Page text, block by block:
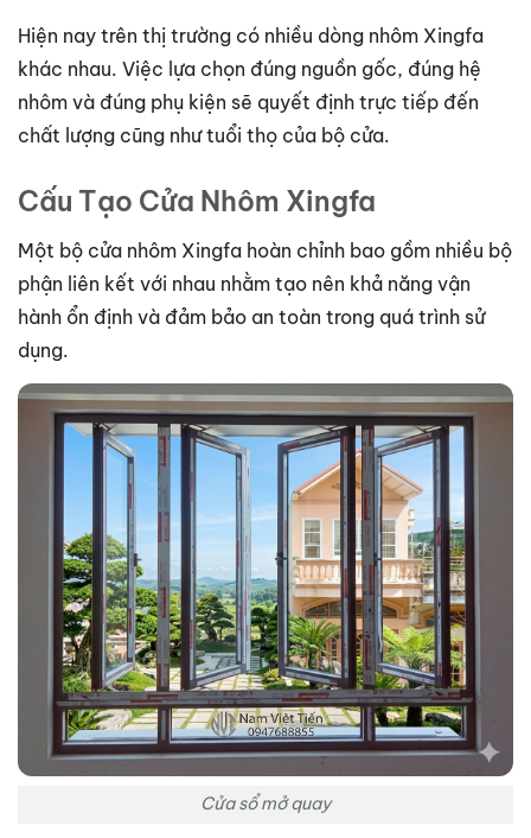
Hiện nay trên thị trường có nhiều dòng nhôm Xingfa
khác nhau. Việc lựa chọn đúng nguồn gốc, đúng hệ
nhôm và đúng phụ kiện sẽ quyết định trực tiếp đến
chất lượng cũng như tuổi thọ của bộ cửa.
Cấu Tạo Cửa Nhôm Xingfa
Một bộ cửa nhôm Xingfa hoàn chỉnh bao gồm nhiều bộ
phận liên kết với nhau nhằm tạo nên khả năng vận
hành ổn định và đảm bảo an toàn trong quá trình sử
dụng.
Cửa sổ mở quay